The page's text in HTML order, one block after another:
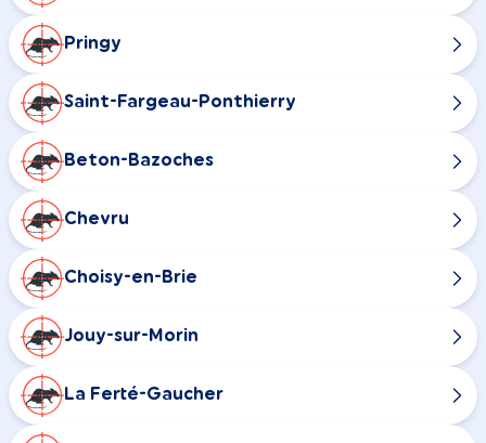
Pringy
Saint-Fargeau-Ponthierry
Beton-Bazoches
Chevru
Choisy-en-Brie
Jouy-sur-Morin
La Ferté-Gaucher